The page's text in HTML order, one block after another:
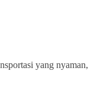
yang nyaman,